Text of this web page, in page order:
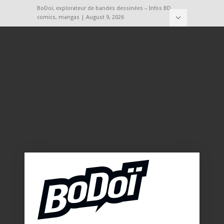
BoDoï, explorateur de bandes dessinées – Infos BD,
comics, mangas | August 9, 2026